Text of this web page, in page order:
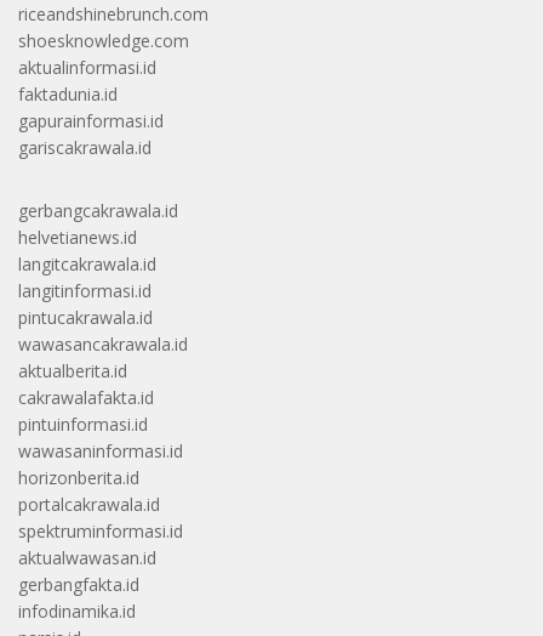
riceandshinebrunch.com
shoesknowledge.com
aktualinformasi.id
faktadunia.id
gapurainformasi.id
gariscakrawala.id
gerbangcakrawala.id
helvetianews.id
langitcakrawala.id
langitinformasi.id
pintucakrawala.id
wawasancakrawala.id
aktualberita.id
cakrawalafakta.id
pintuinformasi.id
wawasaninformasi.id
horizonberita.id
portalcakrawala.id
spektruminformasi.id
aktualwawasan.id
gerbangfakta.id
infodinamika.id